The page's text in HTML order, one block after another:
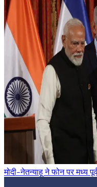
मोदी-नेतन्याहू ने फोन पर मध्य